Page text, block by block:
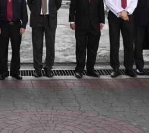
外交部長林佳龍出席《台灣光華雜誌》50週年慶「見證蛻變，分享世界的光華」開幕式，期許數位轉 型迎向下個50年
夥伴共同引領 下一個世代的繁榮
導體供應鏈合作
略夥伴關係